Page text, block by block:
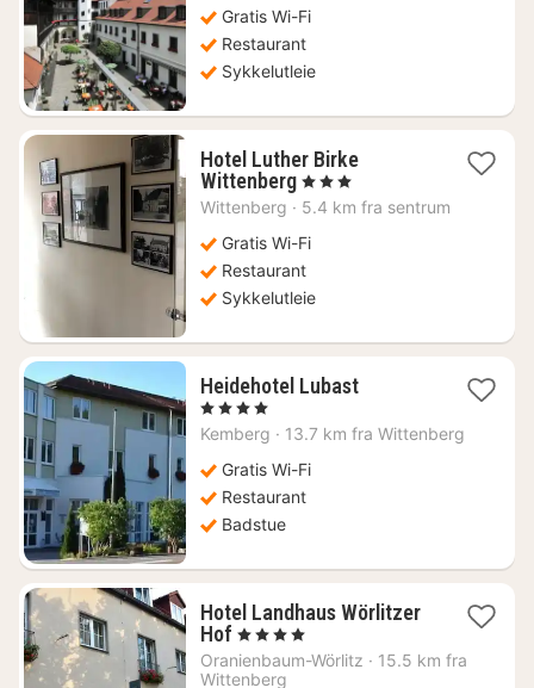
Gratis Wi-Fi
Restaurant
Sykkelutleie
Hotel Luther Birke
Wittenberg1
natt
765
kr.
, 3 Stjerner
Wittenberg · 5.4 km fra sentrum
Gratis Wi-Fi
Restaurant
Sykkelutleie
Heidehotel Lubast1
fra
, 4 Stjerner
Kemberg · 13.7 km fra Wittenberg
Gratis Wi-Fi
Restaurant
Badstue
Hotel Landhaus Wörlitzer
Hof 1
natt
fra
, 4 Stjerner
Oranienbaum-Wörlitz · 15.5 km fra
Wittenberg